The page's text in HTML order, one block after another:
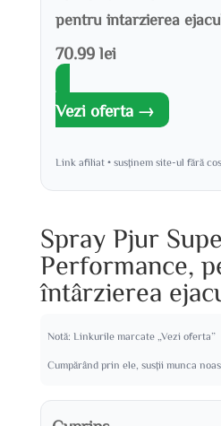
pentru intarzierea
70.99 lei
Vezi oferta →
Link afiliat • susținem site-ul fără
Spray Pjur
Performance,
întârzierea
Notă: Linkurile marcate „Vezi
Cumpărând prin ele, susții munca